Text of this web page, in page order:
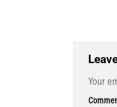
Your